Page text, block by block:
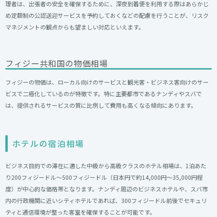
理者は、出張者の安全を確保するために、深夜到着便を利用する際はあらかじ
め定額制の公認送迎サービスを予約しておくなどの配慮を行うことが、リスク
マネジメントの観点からも望ましい対応といえます。
フィジー共和国の物価相場
フィジーの物価は、ローカル向けのサービスと観光客・ビジネス客向けのサー
ビスで二極化しているのが特徴です。特に主要都市であるナンディやスバで
は、提供されるサービスの質に比例して費用も高くなる傾向にあります。
ホテルの宿泊相場
ビジネス目的での滞在に適した中級から高級クラスのホテル相場は、1泊あた
り200フィジードル〜500フィジードル（日本円で約14,000円〜35,000円程
度）が中心的な価格帯となります。ナンディ周辺のビジネスホテルや、スバ市
内の行政機関に近いシティホテルであれば、300フィジードル前後でセキュリ
ティと通信環境が整った客室を確保することが可能です。